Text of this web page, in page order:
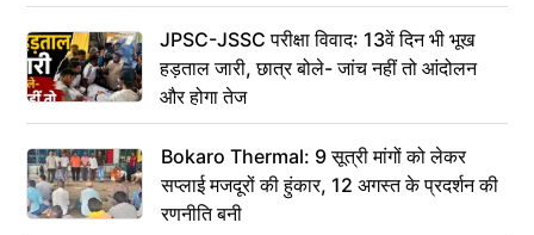
JPSC-JSSC परीक्षा विवाद: 13वें दिन भी भूख
हड़ताल जारी, छात्र बोले- जांच नहीं तो आंदोलन
और होगा तेज
Bokaro Thermal: 9 सूत्री मांगों को लेकर
सप्लाई मजदूरों की हुंकार, 12 अगस्त के प्रदर्शन की
रणनीति बनी